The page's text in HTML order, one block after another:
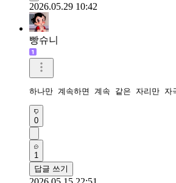
2026.05.29 10:42
빵슈니
하나만 계속하면 계속 같은 자리만
0
1
답글 쓰기